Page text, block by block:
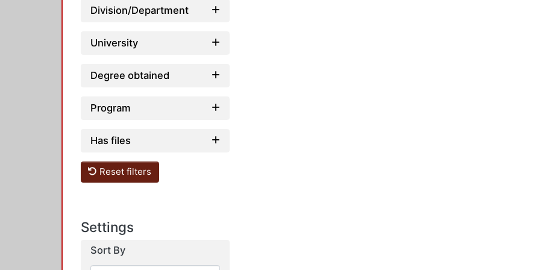
Division/Department
University
Degree obtained
Program
Has files
Reset filters
Settings
Sort By